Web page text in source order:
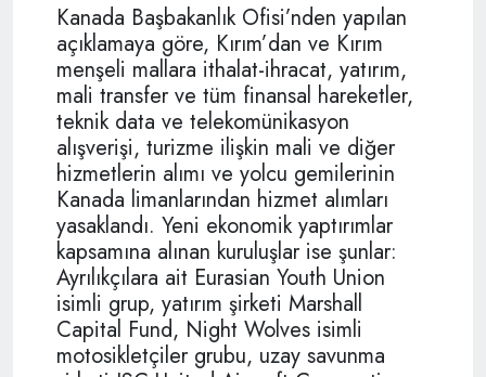
Kanada Başbakanlık Ofisi’nden yapılan
açıklamaya göre, Kırım’dan ve Kırım
menşeli mallara ithalat-ihracat, yatırım,
mali transfer ve tüm finansal hareketler,
teknik data ve telekomünikasyon
alışverişi, turizme ilişkin mali ve diğer
hizmetlerin alımı ve yolcu gemilerinin
Kanada limanlarından hizmet alımları
yasaklandı. Yeni ekonomik yaptırımlar
kapsamına alınan kuruluşlar ise şunlar:
Ayrılıkçılara ait Eurasian Youth Union
isimli grup, yatırım şirketi Marshall
Capital Fund, Night Wolves isimli
motosikletçiler grubu, uzay savunma